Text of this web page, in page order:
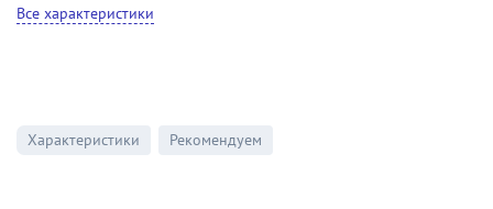
Все характеристики
Характеристики Рекомендуем